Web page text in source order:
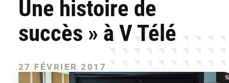
Une histoire de
succès » à V Télé
27 FÉVRIER 2017
Garantie à vie
Toutes les portes
Portes d'entrée
Fenêtres
Toutes les fenêtres
Réalisations